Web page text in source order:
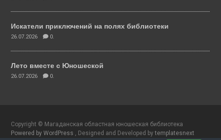
Искатели приключений на полях библиотеки
26.07.2026 0.
Лето вместе с Юношеской
26.07.2026 0.
Copyright © Магаданская областная юношеская библиотека
Powered by WordPress
, Designed and Developed bytemplatesnext